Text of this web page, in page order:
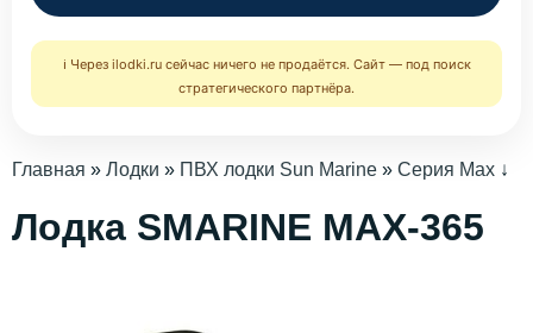
ℹ️ Через ilodki.ru сейчас ничего не продаётся. Сайт — под поиск
стратегического партнёра.
Главная » Лодки » ПВХ лодки Sun Marine » Серия Max ↓
Лодка SMARINE MAX-365